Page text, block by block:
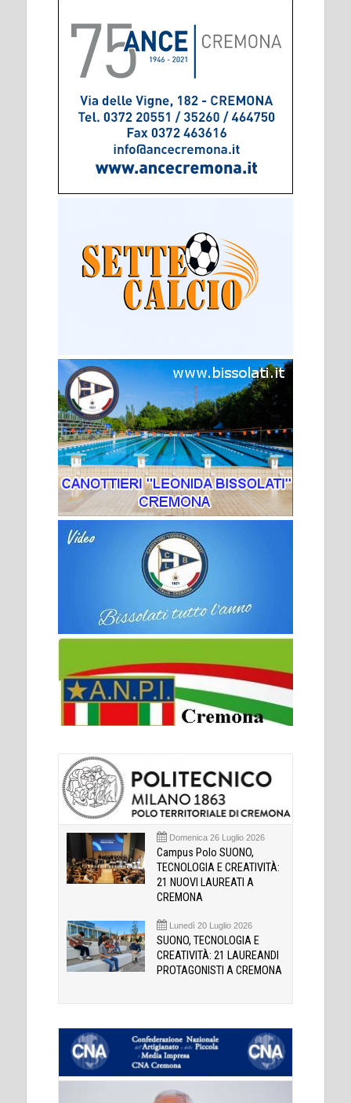
Domenica 26 Luglio 2026
Campus Polo SUONO,
TECNOLOGIA E CREATIVITÀ:
21 NUOVI LAUREATI A
CREMONA
Lunedì 20 Luglio 2026
SUONO, TECNOLOGIA E
CREATIVITÀ: 21 LAUREANDI
PROTAGONISTI A CREMONA